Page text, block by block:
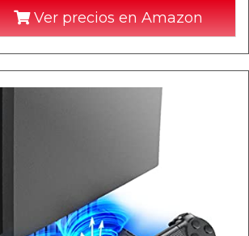
Ver precios en Amazon